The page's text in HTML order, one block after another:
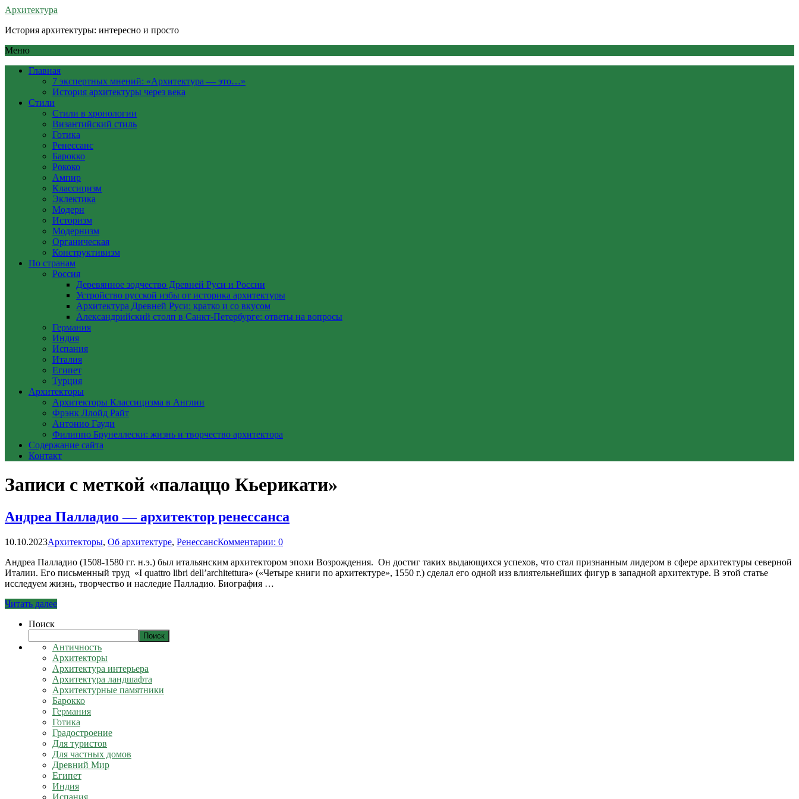
Архитектура
История архитектуры: интересно и просто
Меню
Главная
7 экспертных мнений: «Архитектура — это…»
История архитектуры через века
Стили
Стили в хронологии
Византийский стиль
Готика
Ренессанс
Барокко
Рококо
Ампир
Классицизм
Эклектика
Модерн
Историзм
Модернизм
Органическая
Конструктивизм
По странам
Россия
Деревянное зодчество Древней Руси и России
Устройство русской избы от историка архитектуры
Архитектура Древней Руси: кратко и со вкусом
Александрийский столп в Санкт-Петербурге: ответы на вопросы
Германия
Индия
Испания
Италия
Египет
Турция
Архитекторы
Архитекторы Классицизма в Англии
Фрэнк Ллойд Райт
Антонио Гауди
Филиппо Брунеллески: жизнь и творчество архитектора
Содержание сайта
Контакт
Записи с меткой «палаццо Кьерикати»
Андреа Палладио — архитектор ренессанса
10.10.2023Архитекторы, Об архитектуре, РенессансКомментарии: 0
Андреа Палладио (1508-1580 гг. н.э.) был итальянским архитектором эпохи Возрождения. Он достиг таких выдающихся успехов, что стал признанным лидером в сфере архитектуры северной
Италии. Его письменный труд «I quattro libri dell’architettura» («Четыре книги по архитектуре», 1550 г.) сделал его одной изз влиятельнейших фигур в западной архитектуре. В этой статье
исследуем жизнь, творчество и наследие Палладио. Биография …
Читать далее
Поиск
Поиск
Античность
Архитекторы
Архитектура интерьера
Архитектура ландшафта
Архитектурные памятники
Барокко
Германия
Готика
Градостроение
Для туристов
Для частных домов
Древний Мир
Египет
Индия
Испания